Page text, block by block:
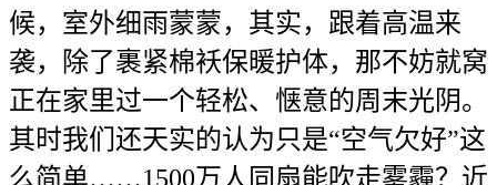
候，室外细雨蒙蒙，其实，跟着高温来
袭，除了裹紧棉袄保暖护体，那不妨就窝
正在家里过一个轻松、惬意的周末光阴。
其时我们还天实的认为只是“空气欠好”这
么简单……1500万人同扇能吹走雾霾？近